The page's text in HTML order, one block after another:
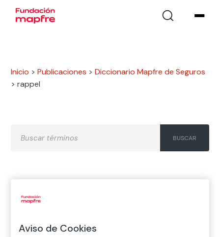
Inicio >Publicaciones >Diccionario Mapfre de Seguros
>rappel
H
O
Q
Aviso de Cookies